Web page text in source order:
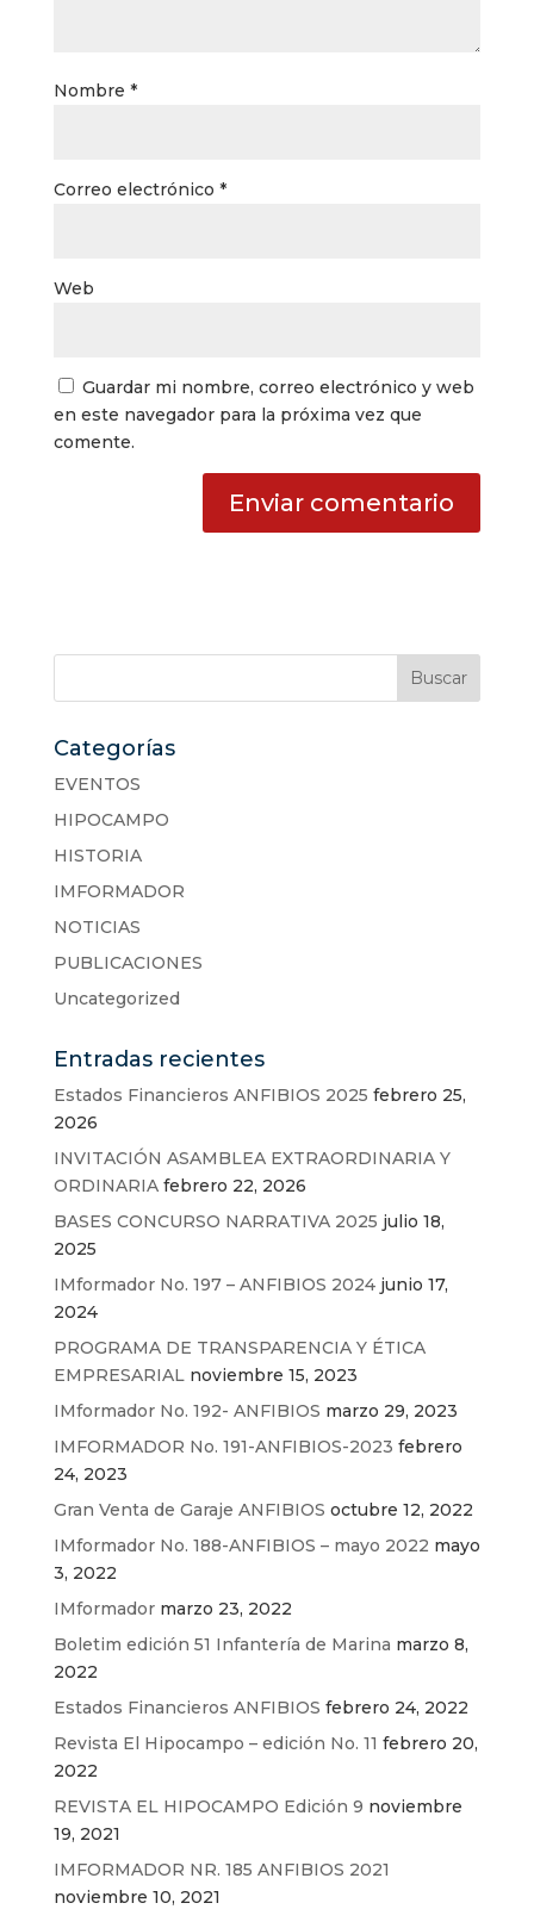
Nombre *
Correo electrónico *
Web
Guardar mi nombre, correo electrónico y web
en este navegador para la próxima vez que
comente.
Categorías
EVENTOS
HIPOCAMPO
HISTORIA
IMFORMADOR
NOTICIAS
PUBLICACIONES
Uncategorized
Entradas recientes
Estados Financieros ANFIBIOS 2025 febrero 25,
2026
INVITACIÓN ASAMBLEA EXTRAORDINARIA Y
ORDINARIA febrero 22, 2026
BASES CONCURSO NARRATIVA 2025 julio 18,
2025
IMformador No. 197 – ANFIBIOS 2024 junio 17,
2024
PROGRAMA DE TRANSPARENCIA Y ÉTICA
EMPRESARIAL noviembre 15, 2023
IMformador No. 192- ANFIBIOS marzo 29, 2023
IMFORMADOR No. 191-ANFIBIOS-2023 febrero
24, 2023
Gran Venta de Garaje ANFIBIOS octubre 12, 2022
IMformador No. 188-ANFIBIOS – mayo 2022 mayo
3, 2022
IMformador marzo 23, 2022
Boletim edición 51 Infantería de Marina marzo 8,
2022
Estados Financieros ANFIBIOS febrero 24, 2022
Revista El Hipocampo – edición No. 11 febrero 20,
2022
REVISTA EL HIPOCAMPO Edición 9 noviembre
19, 2021
IMFORMADOR NR. 185 ANFIBIOS 2021
noviembre 10, 2021